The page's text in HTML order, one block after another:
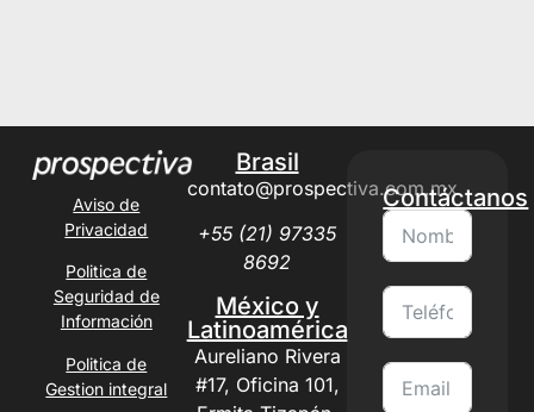
Aviso de
Privacidad
Politica de
Seguridad de
Información
Politica de
Gestion integral
Brasil
contato@prospectiva.com.mx
+55 (21) 97335
8692
México y
Latinoamérica
Aureliano Rivera
#17, Oficina 101,
Contáctanos